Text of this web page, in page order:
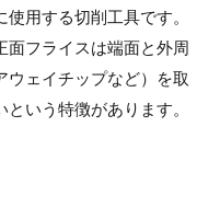
用する切削工具です。
面フライスは端面と外周
ウェイチップなど）を取
いう特徴があります。